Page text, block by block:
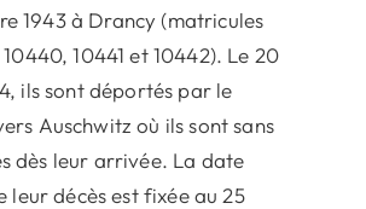
1943 à Drancy (matricules
10441 et 10442). Le 20
ils sont déportés par le
Auschwitz où ils sont sans
dès leur arrivée. La date
leur décès est fixée au 25